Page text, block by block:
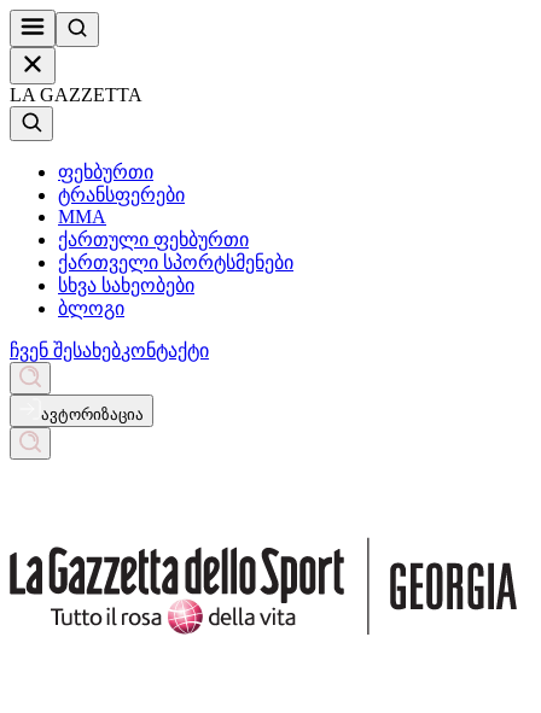
LA GAZZETTA
ფეხბურთი
ტრანსფერები
MMA
ქართული ფეხბურთი
ქართველი სპორტსმენები
სხვა სახეობები
ბლოგი
ჩვენ შესახებკონტაქტი
ავტორიზაცია